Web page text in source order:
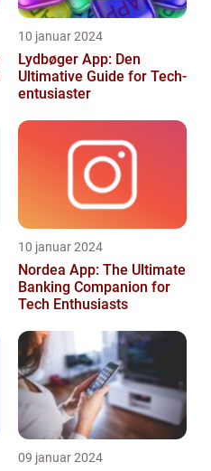
10 januar 2024
Lydbøger App: Den
Ultimative Guide for Tech-
entusiaster
10 januar 2024
Nordea App: The Ultimate
Banking Companion for
Tech Enthusiasts
09 januar 2024